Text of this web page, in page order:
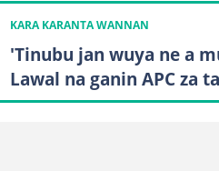
KARA KARANTA WANNAN
'Tinubu jan wuya ne a
Lawal na ganin APC za